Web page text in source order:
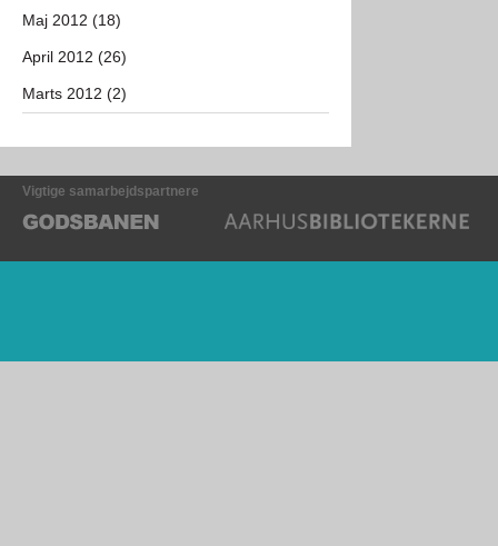
Maj 2012 (18)
April 2012 (26)
Marts 2012 (2)
Vigtige samarbejdspartnere